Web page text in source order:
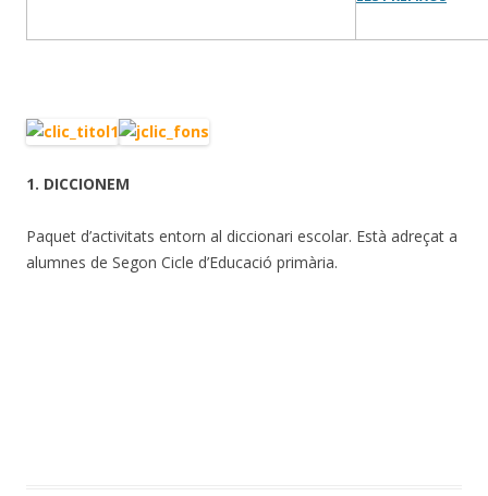
1. DICCIONEM
Paquet d’activitats entorn al diccionari escolar. Està adreçat a
alumnes de Segon Cicle d’Educació primària.